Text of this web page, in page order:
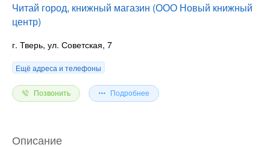
Читай город, книжный магазин (ООО Новый книжный
центр)
г. Тверь, ул. Советская, 7
Ещё адреса и телефоны
Позвонить Подробнее
Описание